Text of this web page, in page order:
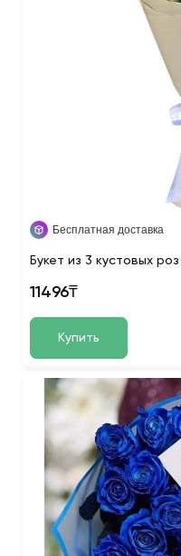
Бесплатная доставка
Букет из 3 кустовых роз
11496₸
Купить